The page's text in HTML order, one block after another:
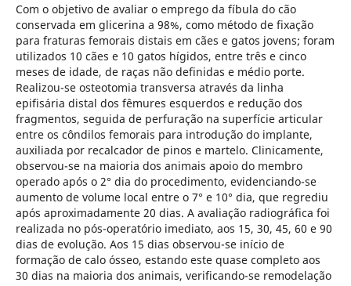
Com o objetivo de avaliar o emprego da fíbula do cão
conservada em glicerina a 98%, como método de fixação
para fraturas femorais distais em cães e gatos jovens; foram
utilizados 10 cães e 10 gatos hígidos, entre três e cinco
meses de idade, de raças não definidas e médio porte.
Realizou-se osteotomia transversa através da linha
epifisária distal dos fêmures esquerdos e redução dos
fragmentos, seguida de perfuração na superfície articular
entre os côndilos femorais para introdução do implante,
auxiliada por recalcador de pinos e martelo. Clinicamente,
observou-se na maioria dos animais apoio do membro
operado após o 2° dia do procedimento, evidenciando-se
aumento de volume local entre o 7° e 10° dia, que regrediu
após aproximadamente 20 dias. A avaliação radiográfica foi
realizada no pós-operatório imediato, aos 15, 30, 45, 60 e 90
dias de evolução. Aos 15 dias observou-se início de
formação de calo ósseo, estando este quase completo aos
30 dias na maioria dos animais, verificando-se remodelação